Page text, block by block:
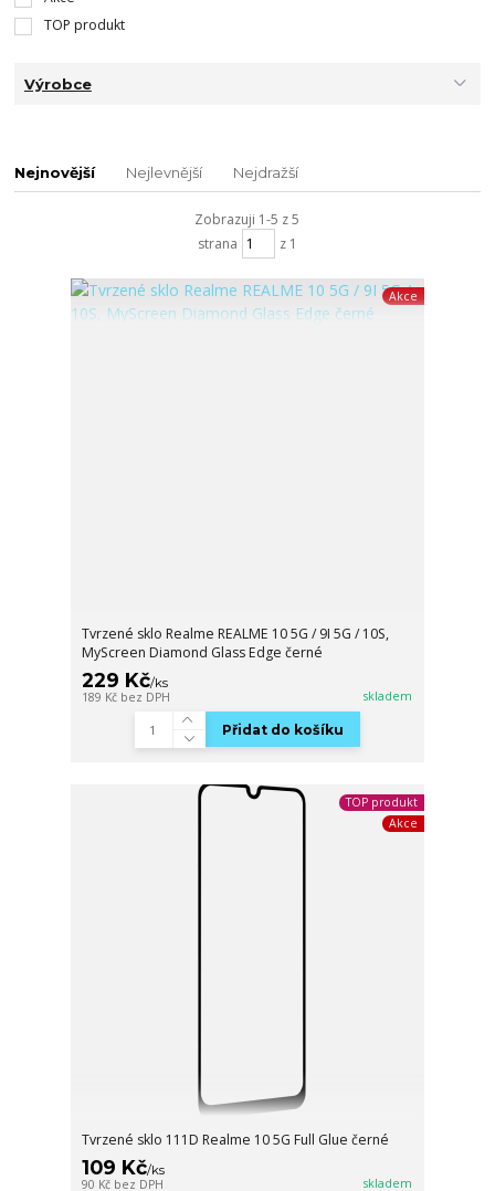
TOP produkt
Výrobce
Nejnovější Nejlevnější Nejdražší
Zobrazuji 1-5 z 5
strana
z 1
Akce
Tvrzené sklo Realme REALME 10 5G / 9I 5G / 10S,
MyScreen Diamond Glass Edge černé
229 Kč/ks
189 Kč bez DPH skladem
Přidat do košíku
TOP produkt
Akce
Tvrzené sklo 111D Realme 10 5G Full Glue černé
109 Kč/ks
90 Kč bez DPH skladem